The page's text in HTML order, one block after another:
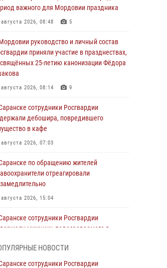
важного для Мордовии праздника
2026, 08:48 5
руководство и личный состав
приняли участие в празднествах,
25-летию канонизации Фёдора
2026, 08:14 9
сотрудники Росгвардии
дебошира, повредившего
в кафе
2026, 07:03
по обращению жителей
отреагировали
2026, 15:04
сотрудники Росгвардии
мужчину, подозреваемого в
НОВОСТИ
сотрудники Росгвардии